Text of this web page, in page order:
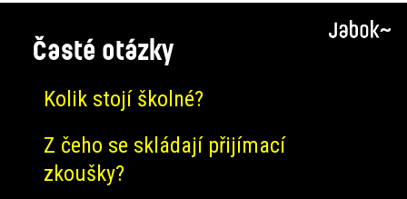
Časté otázky
Kolik stojí školné?
Z čeho se skládají přijímací
zkoušky?